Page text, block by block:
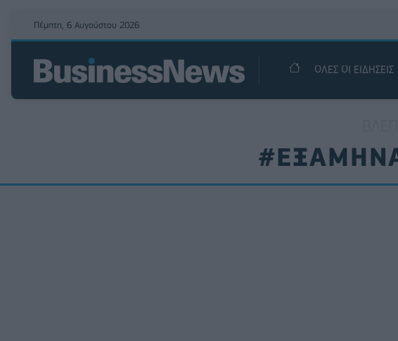
Πέμπτη, 6 Αυγούστου 2026
ΟΛΕΣ ΟΙ ΕΙΔΗΣΕΙΣ